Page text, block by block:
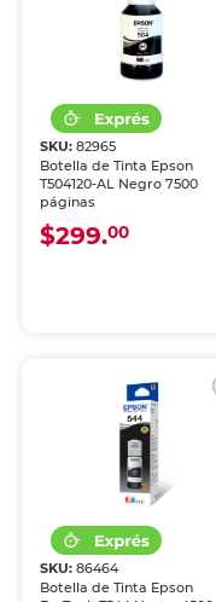
SKU:82965
Botella de Tinta Epson
T504120-AL Negro 7500
páginas
$299.00
SKU:86464
Botella de Tinta Epson